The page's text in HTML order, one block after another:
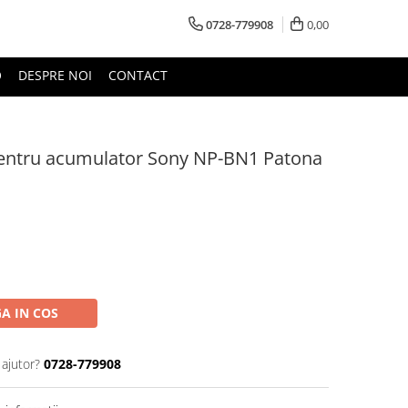
0728-779908 0,00
DESPRE NOI CONTACT
acumulator Sony NP-BN1 Patona
IN COS
0728-779908